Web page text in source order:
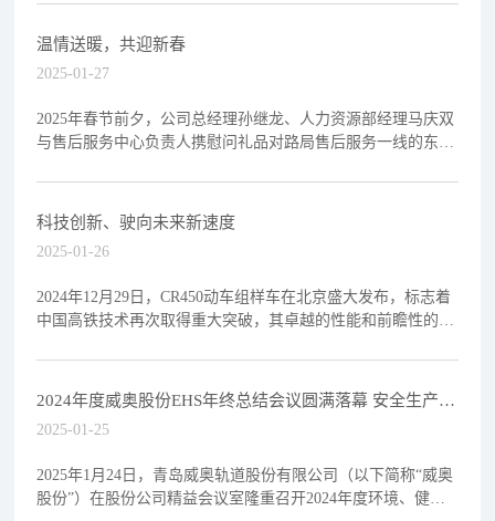
温情送暖，共迎新春
2025-01-27
2025年春节前夕，公司总经理孙继龙、人力资源部经理马庆双
与售后服务中心负责人携慰问礼品对路局售后服务一线的东北
科技创新、驶向未来新速度
2025-01-26
2024年12月29日，CR450动车组样车在北京盛大发布，标志着
中国高铁技术再次取得重大突破，其卓越的性能和前瞻性的设
2024年度威奥股份EHS年终总结会议圆满落幕 安全生产先
进集体与个人揭晓
2025-01-25
2025年1月24日，青岛威奥轨道股份有限公司（以下简称“威奥
股份”）在股份公司精益会议室隆重召开2024年度环境、健康